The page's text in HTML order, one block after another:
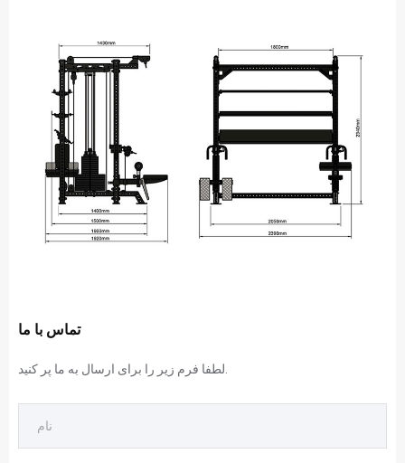
تماس با ما